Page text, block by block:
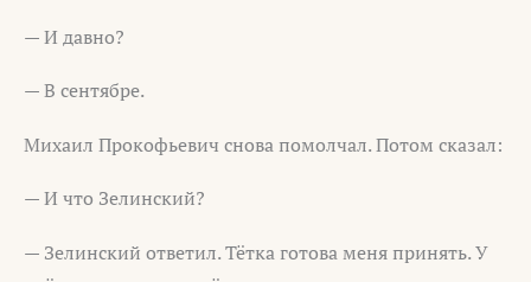
— И давно?
— В сентябре.
Михаил Прокофьевич снова помолчал. Потом сказал:
— И что Зелинский?
— Зелинский ответил. Тётка готова меня принять. У